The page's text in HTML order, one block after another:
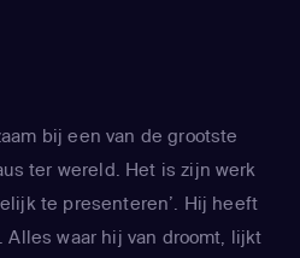
bij een van de grootste
ter wereld. Het is zijn werk
te presenteren’. Hij heeft
waar hij van droomt, lijkt